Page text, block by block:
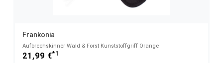
Frankonia
Aufbrechskinner Wald & Forst Kunststoffgriff Orange
21,99 €*1